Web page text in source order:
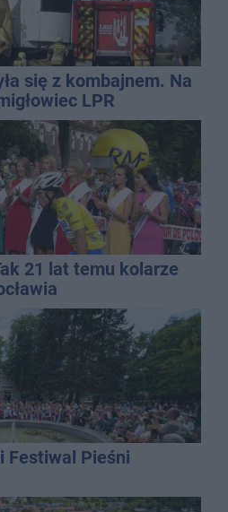
się z kombajnem. Na
LPR
21 lat temu kolarze
Festiwal Pieśni